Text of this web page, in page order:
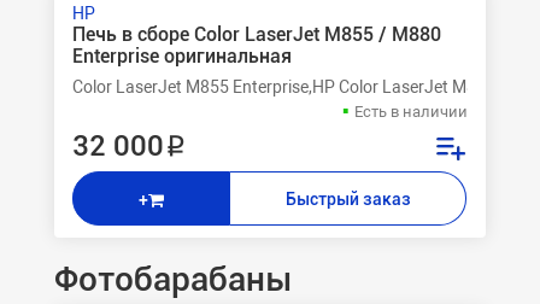
HP
Печь в сборе Color LaserJet M855 / M880
Enterprise оригинальная
Color LaserJet M855 Enterprise,HP Color LaserJet M855dn
Есть в наличии
32 000 ₽
+ Быстрый заказ
Фотобарабаны